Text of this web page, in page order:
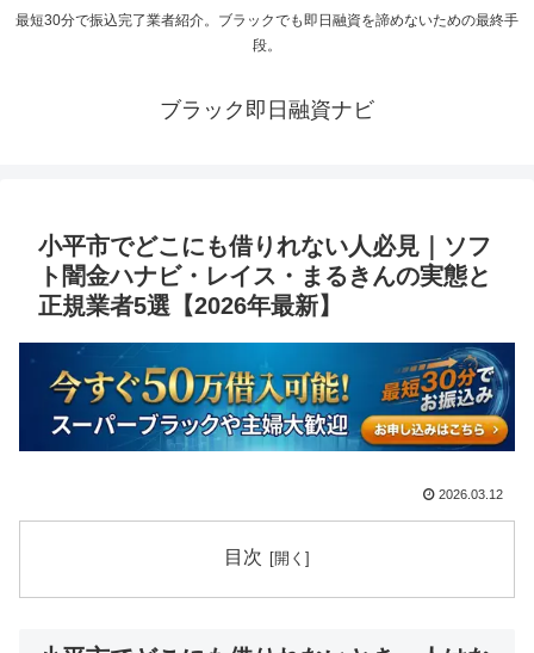
最短30分で振込完了業者紹介。ブラックでも即日融資を諦めないための最終手
段。
ブラック即日融資ナビ
小平市でどこにも借りれない人必見｜ソフ
ト闇金ハナビ・レイス・まるきんの実態と
正規業者5選【2026年最新】
2026.03.12
目次